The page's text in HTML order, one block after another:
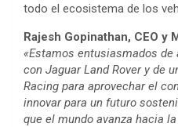
todo el ecosistema de los
Rajesh Gopinathan, CEO y
«Estamos entusiasmados
con Jaguar Land Rover y de
Racing para aprovechar el
innovar para un futuro
que el mundo avanza hacia